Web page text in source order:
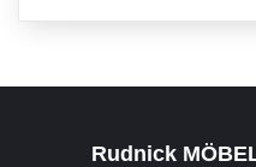
Rudnick